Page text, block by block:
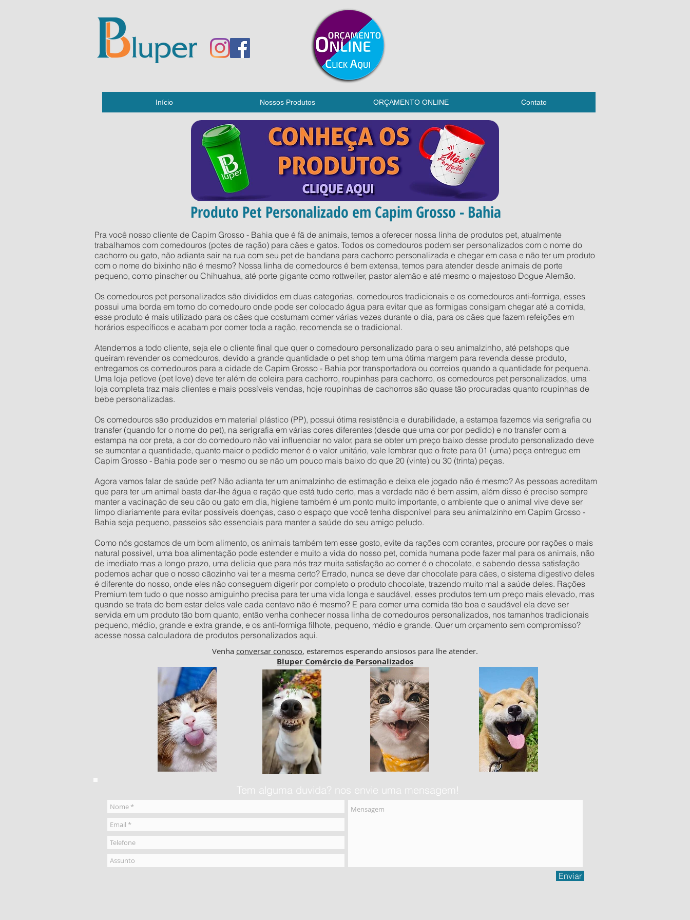
Início Nossos Produtos ORÇAMENTO ONLINE Contato
Produto Pet Personalizado em Capim Grosso - Bahia
Pra você nosso cliente de Capim Grosso - Bahia que é fã de animais, temos a oferecer nossa linha de produtos pet, atualmente
trabalhamos com comedouros (potes de ração) para cães e gatos. Todos os comedouros podem ser personalizados com o nome do
cachorro ou gato, não adianta sair na rua com seu pet de bandana para cachorro personalizada e chegar em casa e não ter um produto
com o nome do bixinho não é mesmo? Nossa linha de comedouros é bem extensa, temos para atender desde animais de porte
pequeno, como pinscher ou Chihuahua, até porte gigante como rottweiler, pastor alemão e até mesmo o majestoso Dogue Alemão.
Os comedouros pet personalizados são divididos em duas categorias, comedouros tradicionais e os comedouros anti-formiga, esses
possui uma borda em torno do comedouro onde pode ser colocado água para evitar que as formigas consigam chegar até a comida,
esse produto é mais utilizado para os cães que costumam comer várias vezes durante o dia, para os cães que fazem refeições em
horários específicos e acabam por comer toda a ração, recomenda se o tradicional.
Atendemos a todo cliente, seja ele o cliente final que quer o comedouro personalizado para o seu animalzinho, até petshops que
queiram revender os comedouros, devido a grande quantidade o pet shop tem uma ótima margem para revenda desse produto,
entregamos os comedouros para a cidade de Capim Grosso - Bahia por transportadora ou correios quando a quantidade for pequena.
Uma loja petlove (pet love) deve ter além de coleira para cachorro, roupinhas para cachorro, os comedouros pet personalizados, uma
loja completa traz mais clientes e mais possíveis vendas, hoje roupinhas de cachorros são quase tão procuradas quanto roupinhas de
bebe personalizadas.
Os comedouros são produzidos em material plástico (PP), possui ótima resistência e durabilidade, a estampa fazemos via serigrafia ou
transfer (quando for o nome do pet), na serigrafia em várias cores diferentes (desde que uma cor por pedido) e no transfer com a
estampa na cor preta, a cor do comedouro não vai influenciar no valor, para se obter um preço baixo desse produto personalizado deve
se aumentar a quantidade, quanto maior o pedido menor é o valor unitário, vale lembrar que o frete para 01 (uma) peça entregue em
Capim Grosso - Bahia pode ser o mesmo ou se não um pouco mais baixo do que 20 (vinte) ou 30 (trinta) peças.
Agora vamos falar de saúde pet? Não adianta ter um animalzinho de estimação e deixa ele jogado não é mesmo? As pessoas acreditam
que para ter um animal basta dar-lhe água e ração que está tudo certo, mas a verdade não é bem assim, além disso é preciso sempre
manter a vacinação de seu cão ou gato em dia, higiene também é um ponto muito importante, o ambiente que o animal vive deve ser
limpo diariamente para evitar possíveis doenças, caso o espaço que você tenha disponível para seu animalzinho em Capim Grosso -
Bahia seja pequeno, passeios são essenciais para manter a saúde do seu amigo peludo.
Como nós gostamos de um bom alimento, os animais também tem esse gosto, evite da rações com corantes, procure por rações o mais
natural possível, uma boa alimentação pode estender e muito a vida do nosso pet, comida humana pode fazer mal para os animais, não
de imediato mas a longo prazo, uma delicia que para nós traz muita satisfação ao comer é o chocolate, e sabendo dessa satisfação
podemos achar que o nosso cãozinho vai ter a mesma certo? Errado, nunca se deve dar chocolate para cães, o sistema digestivo deles
é diferente do nosso, onde eles não conseguem digerir por completo o produto chocolate, trazendo muito mal a saúde deles. Rações
Premium tem tudo o que nosso amiguinho precisa para ter uma vida longa e saudável, esses produtos tem um preço mais elevado, mas
quando se trata do bem estar deles vale cada centavo não é mesmo? E para comer uma comida tão boa e saudável ela deve ser
servida em um produto tão bom quanto, então venha conhecer nossa linha de comedouros personalizados, nos tamanhos tradicionais
pequeno, médio, grande e extra grande, e os anti-formiga filhote, pequeno, médio e grande. Quer um orçamento sem compromisso?
acesse nossa calculadora de produtos personalizados aqui.
Venha conversar conosco, estaremos esperando ansiosos para lhe atender.
Bluper Comércio de Personalizados
Tem alguma duvida? nos envie uma mensagem!
Enviar